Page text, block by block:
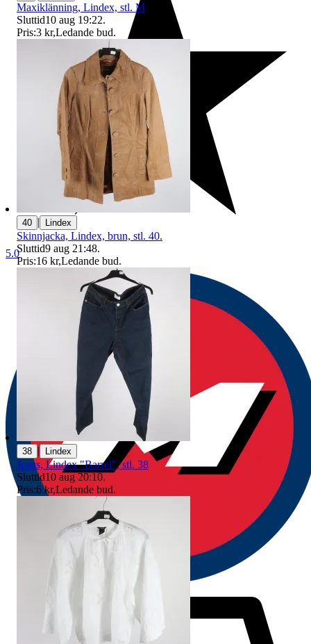
5.0
Maxiklänning, Lindex, stl. M
Sluttid10 aug 19:22.
Pris:3 kr,Ledande bud.
40 | Lindex
Skinnjacka, Lindex, brun, stl. 40.
Sluttid9 aug 21:48.
Pris:16 kr,Ledande bud.
38 | Lindex
Jeans, Lindex "Barrel", stl. 38
Sluttid10 aug 20:10.
Pris:6 kr,Ledande bud.